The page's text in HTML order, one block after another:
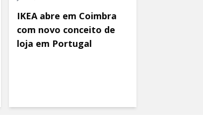
IKEA abre em Coimbra
com novo conceito de
loja em Portugal